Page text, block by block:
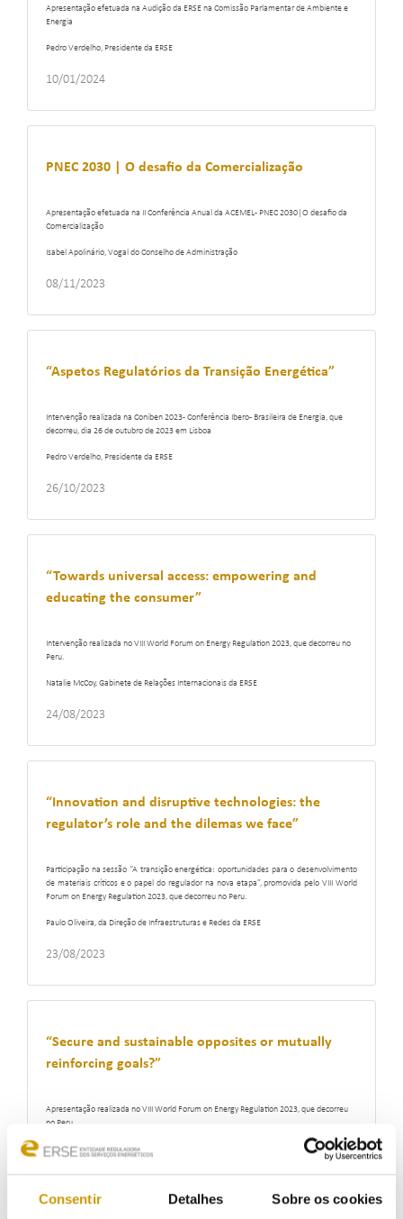
Consentir Detalhes Sobre os cookies
Apresentação efetuada na Audição da ERSE na Comissão Parlamentar de Ambiente e
Energia
Pedro Verdelho, Presidente da ERSE
10/01/2024
PNEC 2030 | O desafio da Comercialização
Apresentação efetuada na II Conferência Anual da ACEMEL - PNEC 2030|O desafio da
Comercialização
Isabel Apolinário, Vogal do Conselho de Administração
08/11/2023
“Aspetos Regulatórios da Transição Energética”
Intervenção realizada na Coniben 2023 - Conferência Ibero- Brasileira de Energia, que
decorreu, dia 26 de outubro de 2023 em Lisboa
Pedro Verdelho, Presidente da ERSE
26/10/2023
“Towards universal access: empowering and
educating the consumer”
Intervenção realizada no VIII World Forum on Energy Regulation 2023, que decorreu no
Peru.
Natalie McCoy, Gabinete de Relações Internacionais da ERSE
24/08/2023
“Innovation and disruptive technologies: the
regulator’s role and the dilemas we face”
Participação na sessão “A transição energética: oportunidades para o desenvolvimento
de materiais críticos e o papel do regulador na nova etapa”, promovida pelo VIII World
Forum on Energy Regulation 2023, que decorreu no Peru.
Paulo Oliveira, da Direção de Infraestruturas e Redes da ERSE
23/08/2023
“Secure and sustainable opposites or mutually
reinforcing goals?”
Apresentação realizada no VIII World Forum on Energy Regulation 2023, que decorreu
no Peru.
Pedro Verdelho, Presidente da ERSE